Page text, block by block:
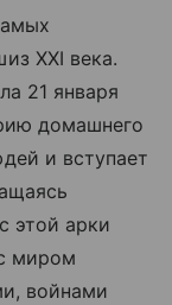
XXI века.
21 января
домашнего
и вступает
этой арки
миром
войнами